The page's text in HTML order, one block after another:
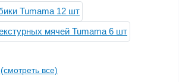
(смотреть все)